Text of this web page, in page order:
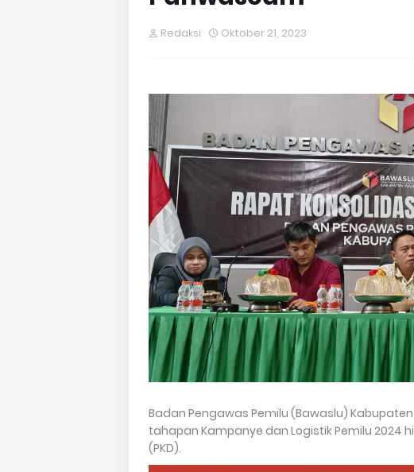
Redaksi Oktober 21, 2023
Badan Pengawas Pemilu (Bawaslu)
tahapan Kampanye dan Logistik Pemilu 2024
(PKD).